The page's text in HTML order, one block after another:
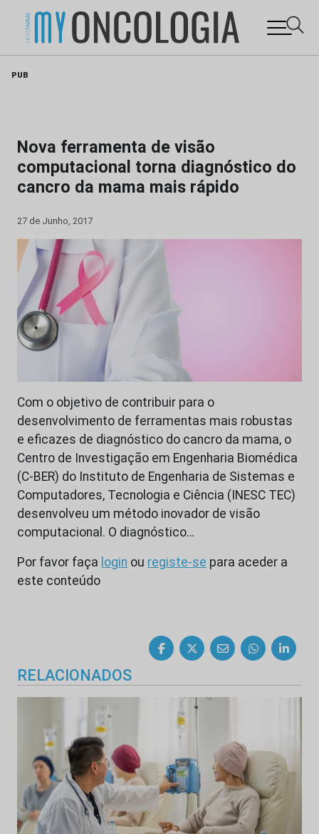
PUB
Nova ferramenta de visão
computacional torna diagnóstico do
cancro da mama mais rápido
27 de Junho, 2017
Com o objetivo de contribuir para o
desenvolvimento de ferramentas mais robustas
e eficazes de diagnóstico do cancro da mama, o
Centro de Investigação em Engenharia Biomédica
(C-BER) do Instituto de Engenharia de Sistemas e
Computadores, Tecnologia e Ciência (INESC TEC)
desenvolveu um método inovador de visão
computacional. O diagnóstico…
Por favor faça login ou registe-se para aceder a
este conteúdo
RELACIONADOS